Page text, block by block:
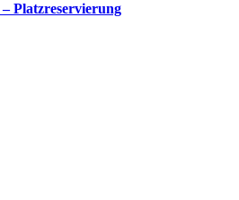
Platzreservierung